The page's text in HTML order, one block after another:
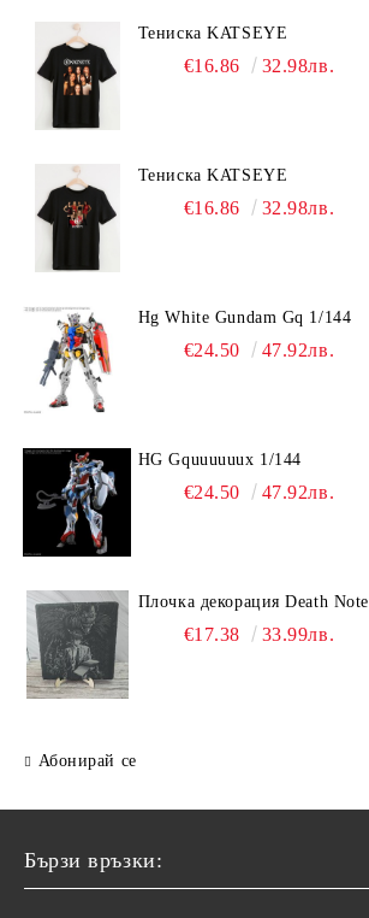
Тениска KATSEYE
€16.86 32.98лв.
Тениска KATSEYE
€16.86 32.98лв.
Hg White Gundam Gq 1/144
€24.50 47.92лв.
HG Gquuuuuux 1/144
€24.50 47.92лв.
Плочка декорация Death Note
€17.38 33.99лв.
Абонирай се
Бързи връзки: